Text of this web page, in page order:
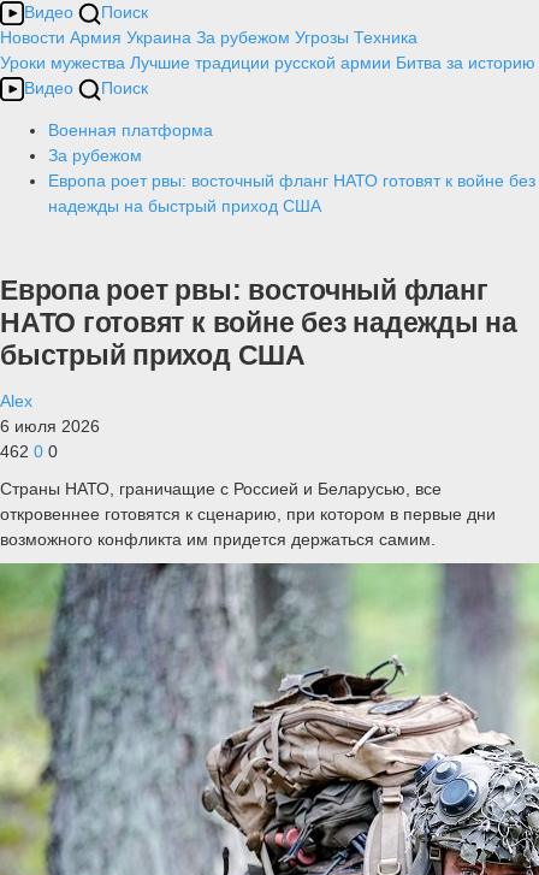
Видео
Поиск
Новости Армия Украина За рубежом Угрозы Техника
Уроки мужества Лучшие традиции русской армии Битва за историю
Видео
Поиск
Военная платформа
За рубежом
Европа роет рвы: восточный фланг НАТО готовят к войне без
надежды на быстрый приход США
Европа роет рвы: восточный фланг
НАТО готовят к войне без надежды на
быстрый приход США
Alex
6 июля 2026
462 0 0
Страны НАТО, граничащие с Россией и Беларусью, все
откровеннее готовятся к сценарию, при котором в первые дни
возможного конфликта им придется держаться самим.